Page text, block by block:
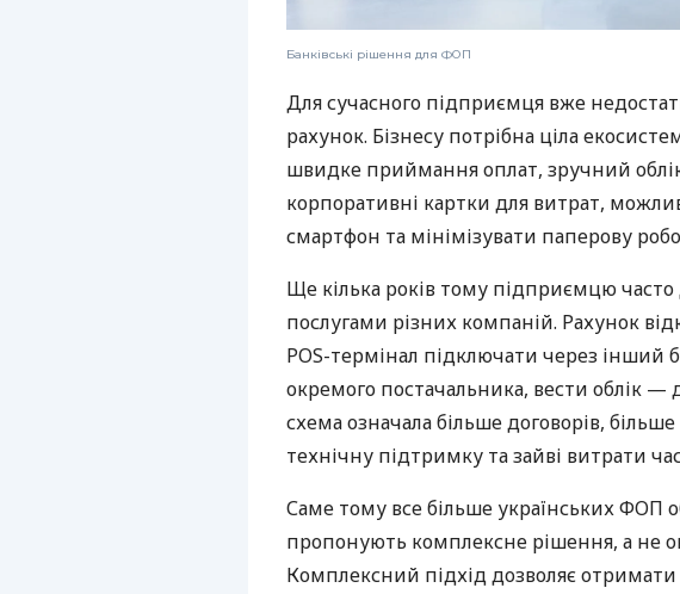
Банківські рішення для ФОП
Для сучасного підприємця вже
рахунок. Бізнесу потрібна ціла
швидке приймання оплат, зручний
корпоративні картки для витрат,
смартфон та мінімізувати паперову
Ще кілька років тому підприємцю
послугами різних компаній. Рахунок
POS-термінал підключати через інший
окремого постачальника, вести облік —
схема означала більше договорів,
технічну підтримку та зайві витрати
Саме тому все більше українських ФОП
пропонують комплексне рішення, а не
Комплексний підхід дозволяє отримати